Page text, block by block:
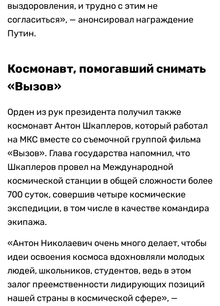
выздоровления, и трудно с этим не
согласиться», — анонсировал награждение
Путин.
Космонавт, помогавший снимать
«Вызов»
Орден из рук президента получил также
космонавт Антон Шкаплеров, который работал
на МКС вместе со съемочной группой фильма
«Вызов». Глава государства напомнил, что
Шкаплеров провел на Международной
космической станции в общей сложности более
700 суток, совершив четыре космические
экспедиции, в том числе в качестве командира
экипажа.
«Антон Николаевич очень много делает, чтобы
идеи освоения космоса вдохновляли молодых
людей, школьников, студентов, ведь в этом
залог преемственности лидирующих позиций
нашей страны в космической сфере», —